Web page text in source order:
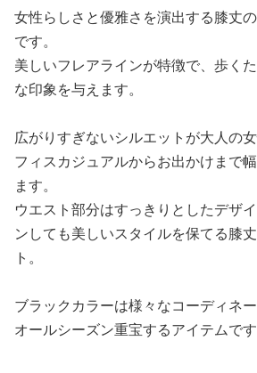
女性らしさと優雅さを演出する膝丈
です。
美しいフレアラインが特徴で、歩く
な印象を与えます。
広がりすぎないシルエットが大人の
フィスカジュアルからお出かけまで
ます。
ウエスト部分はすっきりとしたデザ
ンしても美しいスタイルを保てる膝
ト。
ブラックカラーは様々なコーディネ
オールシーズン重宝するアイテムです